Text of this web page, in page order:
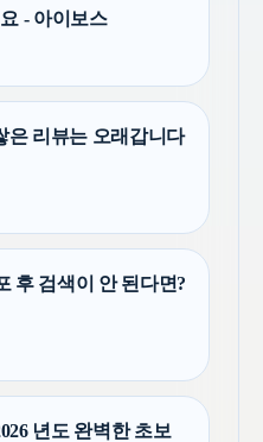
- 아이보스
은 리뷰는 오래갑니다
후 검색이 안 된다면?
년도 완벽한 초보